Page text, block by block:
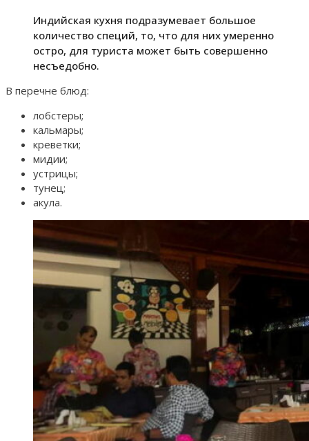
Индийская кухня подразумевает большое
количество специй, то, что для них умеренно
остро, для туриста может быть совершенно
несъедобно.
В перечне блюд:
лобстеры;
кальмары;
креветки;
мидии;
устрицы;
тунец;
акула.